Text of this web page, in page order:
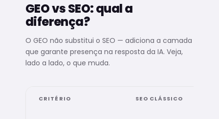
GEO vs SEO: qual a
diferença?
O GEO não substitui o SEO — adiciona a camada
que garante presença na resposta da IA. Veja,
lado a lado, o que muda.
CRITÉRIO SEO CLÁSSICO